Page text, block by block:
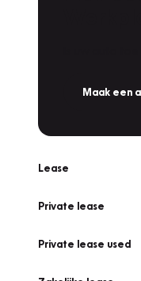
Maak een
Lease
Private lease
Private lease used